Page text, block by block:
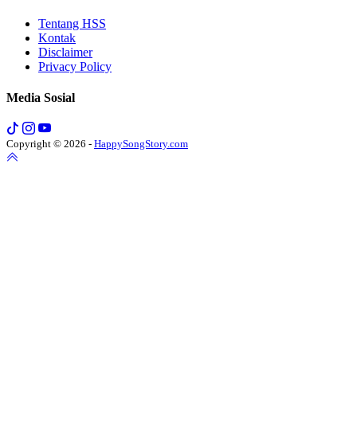
Tentang HSS
Kontak
Disclaimer
Privacy Policy
Media Sosial
Copyright © 2026 - HappySongStory.com